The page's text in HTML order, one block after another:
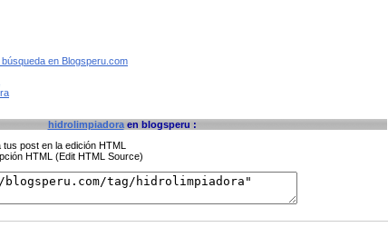
en Blogsperu.com
hidrolimpiadoraen blogsperu :
post en la edición HTML
HTML (Edit HTML Source)